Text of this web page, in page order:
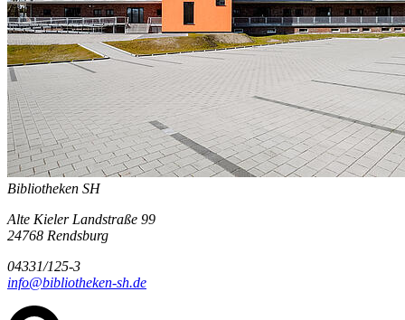
Bibliotheken SH
Alte Kieler Landstraße 99
24768 Rendsburg
04331/125-3
info@bibliotheken-sh.de